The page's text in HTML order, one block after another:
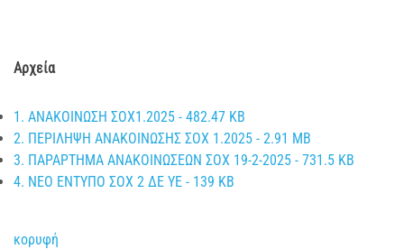
Αρχεία
1. ΑΝΑΚΟΙΝΩΣΗ ΣΟΧ1.2025 - 482.47 KB
2. ΠΕΡΙΛΗΨΗ ΑΝΑΚΟΙΝΩΣΗΣ ΣΟΧ 1.2025 - 2.91 MB
3. ΠΑΡΑΡΤΗΜΑ ΑΝΑΚΟΙΝΩΣΕΩΝ ΣΟΧ 19-2-2025 - 731.5 KB
4. ΝΕΟ ΕΝΤΥΠΟ ΣΟΧ 2 ΔΕ ΥΕ - 139 KB
κορυφή